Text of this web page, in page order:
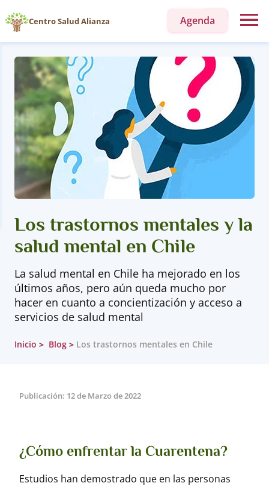
Centro Salud Alianza Agenda
Los trastornos mentales y la
salud mental en Chile
La salud mental en Chile ha mejorado en los
últimos años, pero aún queda mucho por
hacer en cuanto a concientización y acceso a
servicios de salud mental
Inicio Blog Los trastornos mentales en Chile
Publicación: 12 de Marzo de 2022
¿Cómo enfrentar la Cuarentena?
Estudios han demostrado que en las personas